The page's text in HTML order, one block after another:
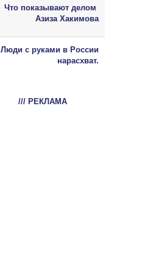
Что показывают делом
Азиза Хакимова
Люди с руками в России
нарасхват.
/// РЕКЛАМА